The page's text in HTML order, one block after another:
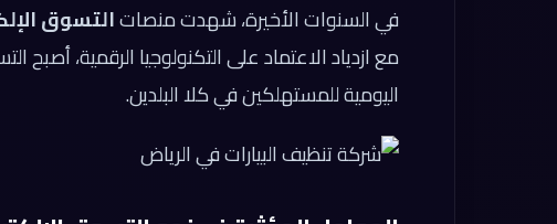
في السنوات الأخيرة، شهدت منصاتالتسوق
مع ازدياد الاعتماد على التكنولوجيا الرقمية، أصبح
اليومية للمستهلكين في كلا البلدين.